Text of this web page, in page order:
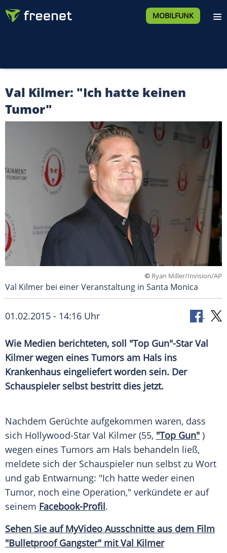
MOBILFUNK
Val Kilmer: "Ich hatte keinen
Tumor"
© Ryan Miller/Invision/AP
Val Kilmer bei einer Veranstaltung in Santa Monica
01.02.2015 - 14:16 Uhr
Wie Medien berichteten, soll "Top Gun"-Star Val
Kilmer wegen eines Tumors am Hals ins
Krankenhaus eingeliefert worden sein. Der
Schauspieler selbst bestritt dies jetzt.
Nachdem Gerüchte aufgekommen waren, dass
sich Hollywood-Star Val Kilmer (55, "Top Gun" )
wegen eines Tumors am Hals behandeln ließ,
meldete sich der Schauspieler nun selbst zu Wort
und gab Entwarnung: "Ich hatte weder einen
Tumor, noch eine Operation," verkündete er auf
seinem Facebook-Profil.
Sehen Sie aufMyVideo Ausschnitte aus dem Film
"Bulletproof Gangster" mit Val Kilmer